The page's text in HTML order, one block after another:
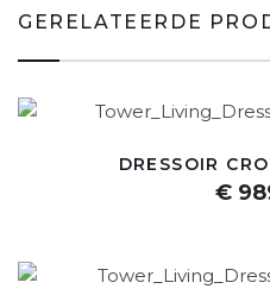
GERELATEERDE
DRESSOIR
€